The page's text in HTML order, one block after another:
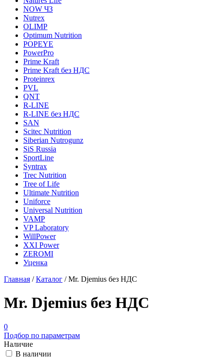
NOW ЧЗ
Nutrex
OLIMP
Optimum Nutrition
POPEYE
PowerPro
Prime Kraft
Prime Kraft без НДС
Proteinrex
PVL
QNT
R-LINE
R-LINE без НДС
SAN
Scitec Nutrition
Siberian Nutrogunz
SiS Russia
SportLine
Syntrax
Trec Nutrition
Tree of Life
Ultimate Nutrition
Uniforce
Universal Nutrition
VAMP
VP Laboratory
WillPower
XXI Power
ZEROMI
Уценка
Главная /Каталог /Mr. Djemius без НДС
Mr. Djemius без НДС
0
Подбор по параметрам
Наличие
В наличии